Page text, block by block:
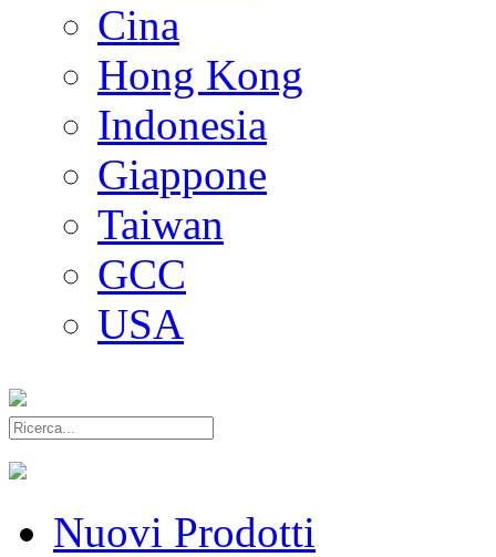
Cina
Hong Kong
Indonesia
Giappone
Taiwan
GCC
USA
Nuovi Prodotti